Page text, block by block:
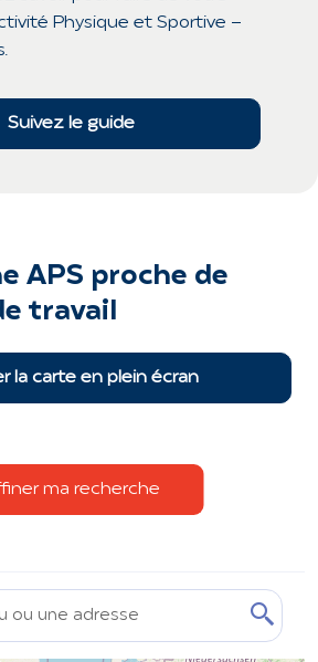
Physique et Sportive -
Suivez le guide
APS proche de
travail
la carte en plein écran